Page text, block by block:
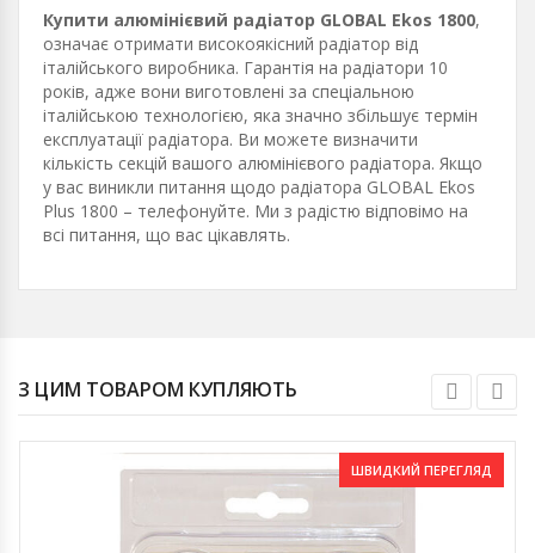
Купити алюмінієвий радіатор GLOBAL Ekos 1800,
означає отримати високоякісний радіатор від
італійського виробника. Гарантія на радіатори 10
років, адже вони виготовлені за спеціальною
італійською технологією, яка значно збільшує термін
експлуатації радіатора. Ви можете визначити
кількість секцій вашого алюмінієвого радіатора. Якщо
у вас виникли питання щодо радіатора GLOBAL Ekos
Plus 1800 – телефонуйте. Ми з радістю відповімо на
всі питання, що вас цікавлять.
З ЦИМ ТОВАРОМ КУПЛЯЮТЬ
ШВИДКИЙ ПЕРЕГЛЯД